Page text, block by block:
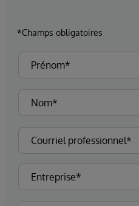
*Champs obligatoires